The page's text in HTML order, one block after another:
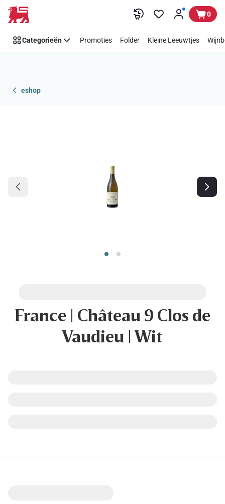
Overslaan 0
Categorieën Promoties Folder Kleine Leeuwtjes
eshop
France | Château 9 Clos de
Vaudieu | Wit